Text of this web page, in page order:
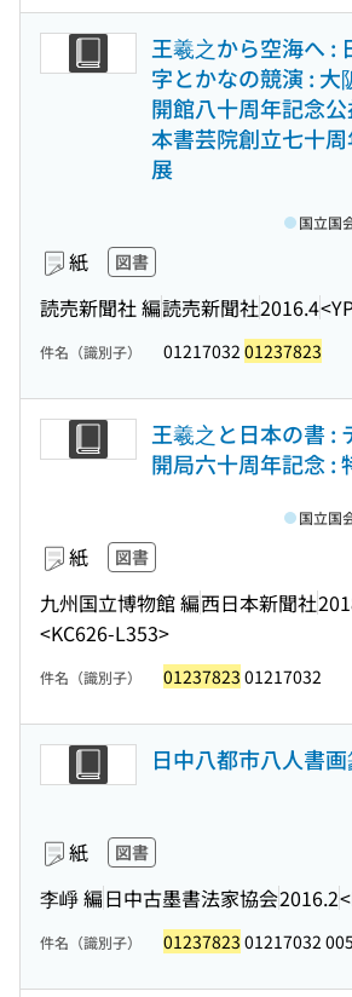
王羲之から空海へ :
字とかなの競演 : 大
開館八十周年記念
本書芸院創立七十
展
紙 図書
読売新聞社 編読売新聞社2016.4
国立国
件名（識別子） 01217032 01237823
王羲之と日本の書 :
開局六十周年記念 :
紙 図書
九州国立博物館 編西日本新聞社
<KC626-L353>
国立国
件名（識別子） 01237823 01217032
日中八都市八人書
紙 図書
李崢 編日中古墨書法家協会2016.2
件名（識別子） 01237823 01217032